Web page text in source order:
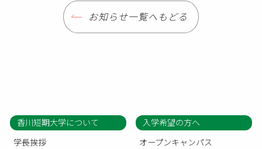
お知らせ一覧へもどる
香川短期大学について
学長挨拶
入学希望の方へ
オープンキャンパス